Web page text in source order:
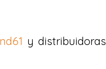
y distribuidoras